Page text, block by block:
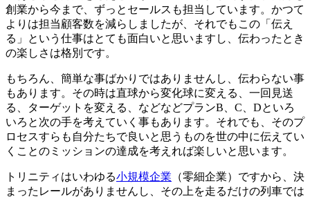
創業から今まで、ずっとセールスも担当しています。かつて
よりは担当顧客数を減らしましたが、それでもこの「伝え
る」という仕事はとても面白いと思いますし、伝わったとき
の楽しさは格別です。
もちろん、簡単な事ばかりではありませんし、伝わらない事
もあります。その時は直球から変化球に変える、一回見送
る、ターゲットを変える、などなどプランB、C、Dといろ
いろと次の手を考えていく事もあります。それでも、そのプ
ロセスすらも自分たちで良いと思うものを世の中に伝えてい
くことのミッションの達成を考えれば楽しいと思います。
トリニティはいわゆる小規模企業 （零細企業）ですから、決
まったレールがありませんし、その上を走るだけの列車では